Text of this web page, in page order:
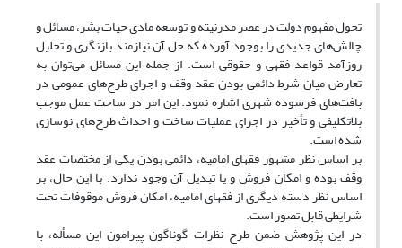
تحول مفهوم دولت در عصر مدرنیته و توسعه مادی حیات بشر، مسائل و
چالش‌های جدیدی را بوجود آورده که حل آن نیازمند بازنگری و تحلیل
روزآمد قواعد فقهی و حقوقی است. از جمله این مسائل می‌توان به
تعارض میان شرط دائمی بودن عقد وقف و اجرای طرح‌های عمومی در
بافت‌های فرسوده شهری اشاره نمود. این امر در ساحت عمل موجب
بلاتکلیفی و تأخیر در اجرای عملیات ساخت و احداث طرح‌های نوسازی
شده است.
بر اساس نظر مشهور فقهای امامیه، دائمی بودن یکی از مختصات عقد
وقف بوده و امکان فروش و یا تبدیل آن وجود ندارد. با این حال، بر
اساس نظر دسته دیگری از فقهای امامیه، امکان فروش موقوفات تحت
شرایطی قابل تصور است.
در این پژوهش ضمن طرح نظرات گوناگون پیرامون این مسأله، با